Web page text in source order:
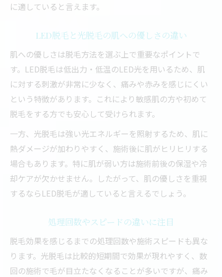
に適していると言えます。
LED脱毛と光脱毛の肌への優しさの違い
肌への優しさは脱毛方法を選ぶ上で重要なポイントで
す。LED脱毛は低出力・低温のLED光を用いるため、肌
に対する刺激が非常に少なく、痛みや赤みを感じにくい
という特徴があります。これにより敏感肌の方や初めて
脱毛をする方でも安心して受けられます。
一方、光脱毛は強い光エネルギーを照射するため、肌に
熱ダメージが加わりやすく、施術後に肌がヒリヒリする
場合もあります。特に肌が弱い方は施術前後の保湿や冷
却ケアが欠かせません。したがって、肌の優しさを重視
するならLED脱毛が適していると言えるでしょう。
処理回数やスピードの違いに注目
脱毛効果を感じるまでの処理回数や施術スピードも異な
ります。光脱毛は比較的短期間で効果が現れやすく、数
回の施術で毛が目立たなくなることが多いですが、痛み